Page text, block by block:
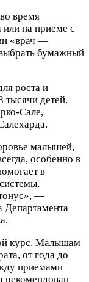
время
или на приеме с
«врач —
бумажный
роста и
тысячи детей.
Сале,
малышей,
особенно в
в
—
Департамента
курс. Малышам
от года до
приемами
рекомендован